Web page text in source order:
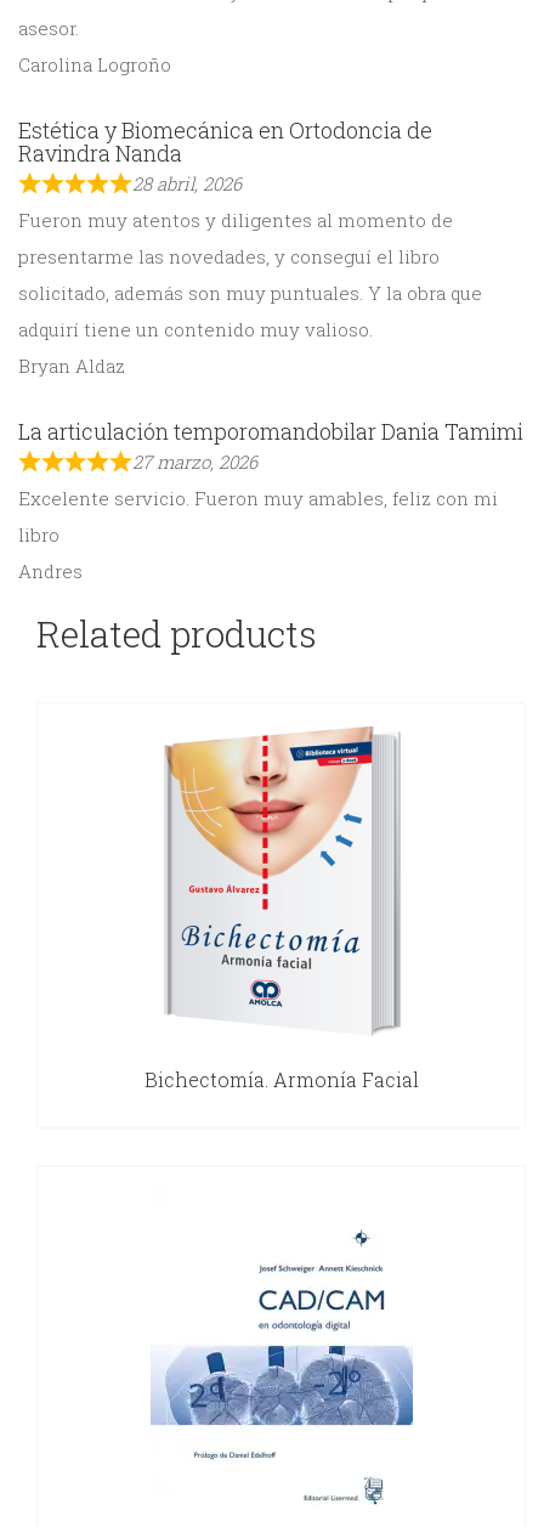
asesor.
Carolina Logroño
Estética y Biomecánica en Ortodoncia de
Ravindra Nanda
28 abril, 2026
Fueron muy atentos y diligentes al momento de
presentarme las novedades, y conseguí el libro
solicitado, además son muy puntuales. Y la obra que
adquirí tiene un contenido muy valioso.
Bryan Aldaz
La articulación temporomandobilar Dania Tamimi
27 marzo, 2026
Excelente servicio. Fueron muy amables, feliz con mi
libro
Andres
Related products
Bichectomía. Armonía Facial